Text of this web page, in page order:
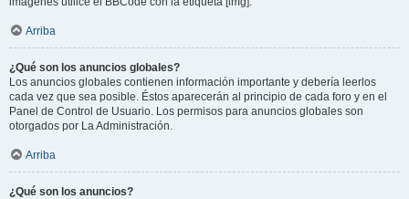
Arriba
¿Qué son los anuncios globales?
Los anuncios globales contienen información importante y debería leerlos
cada vez que sea posible. Éstos aparecerán al principio de cada foro y en el
Panel de Control de Usuario. Los permisos para anuncios globales son
otorgados por La Administración.
Arriba
¿Qué son los anuncios?